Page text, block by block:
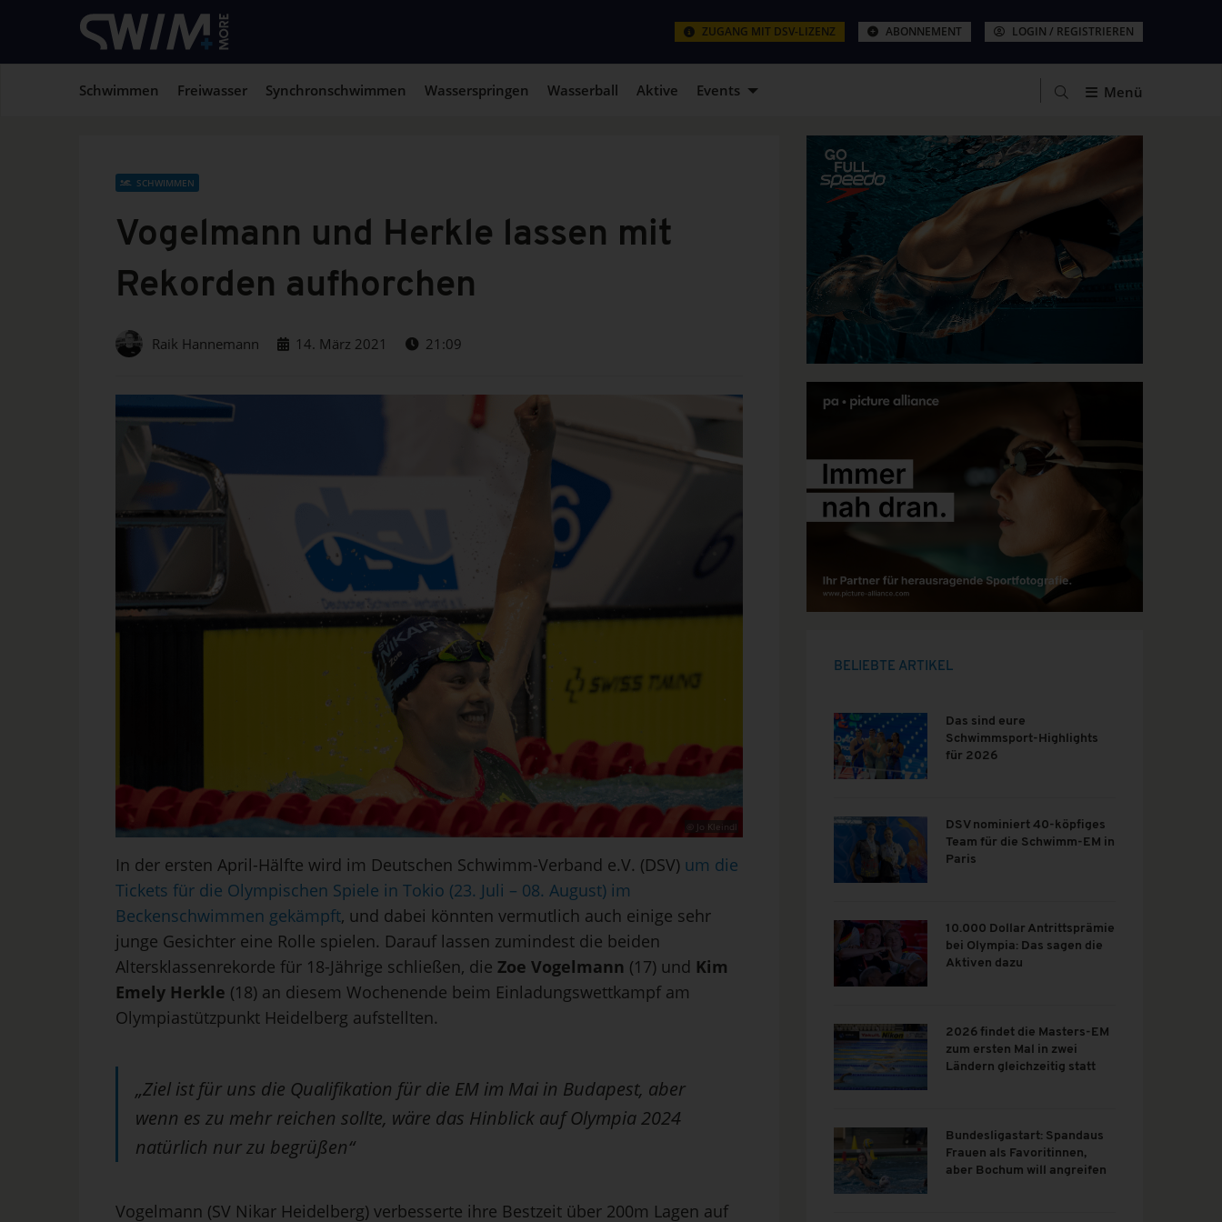
ZUGANG MIT DSV-LIZENZ ABONNEMENT LOGIN / REGISTRIEREN
Schwimmen Freiwasser Synchronschwimmen Wasserspringen Wasserball Aktive Events Menü
SCHWIMMEN
Vogelmann und Herkle lassen mit
Rekorden aufhorchen
Raik Hannemann 14. März 2021 21:09
© Jo Kleindl
In der ersten April-Hälfte wird im Deutschen Schwimm-Verband e.V. (DSV) um die
Tickets für die Olympischen Spiele in Tokio (23. Juli – 08. August) im
Beckenschwimmen gekämpft, und dabei könnten vermutlich auch einige sehr
junge Gesichter eine Rolle spielen. Darauf lassen zumindest die beiden
Altersklassenrekorde für 18-Jährige schließen, die Zoe Vogelmann (17) und Kim
Emely Herkle (18) an diesem Wochenende beim Einladungswettkampf am
Olympiastützpunkt Heidelberg aufstellten.
„Ziel ist für uns die Qualifikation für die EM im Mai in Budapest, aber
wenn es zu mehr reichen sollte, wäre das Hinblick auf Olympia 2024
natürlich nur zu begrüßen“
Vogelmann (SV Nikar Heidelberg) verbesserte ihre Bestzeit über 200m Lagen auf
BELIEBTE ARTIKEL
Das sind eure
Schwimmsport-Highlights
für 2026
DSV nominiert 40-köpfiges
Team für die Schwimm-EM in
Paris
10.000 Dollar Antrittsprämie
bei Olympia: Das sagen die
Aktiven dazu
2026 findet die Masters-EM
zum ersten Mal in zwei
Ländern gleichzeitig statt
Bundesligastart: Spandaus
Frauen als Favoritinnen,
aber Bochum will angreifen